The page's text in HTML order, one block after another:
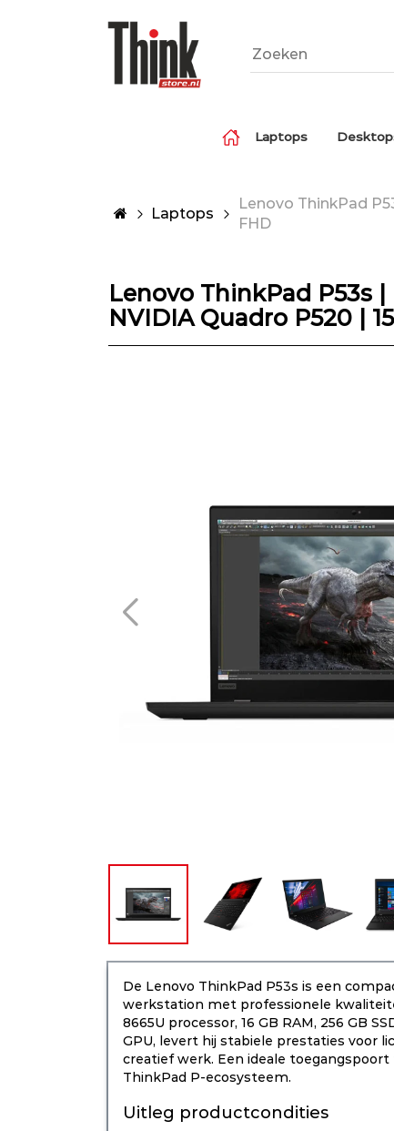
Laptops
Laptops
Lenovo ThinkPad
FHD
Lenovo ThinkPad P53s |
NVIDIA Quadro P520 |
De Lenovo ThinkPad P53s is een
werkstation met professionele
8665U processor, 16 GB RAM, 256 GB
GPU, levert hij stabiele prestaties voor
creatief werk. Een ideale
ThinkPad P-ecosysteem.
Uitleg productcondities